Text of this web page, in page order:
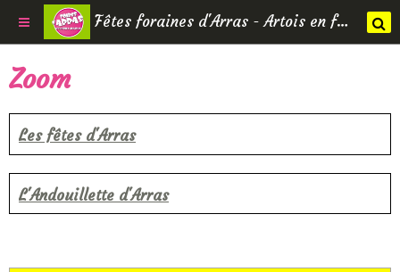
Fêtes foraines d'Arras - Artois en fêtes
Zoom
Les fêtes d'Arras
L'Andouillette d'Arras